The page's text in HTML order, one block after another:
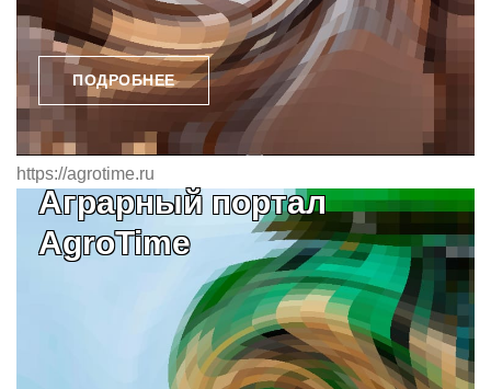
ПОДРОБНЕЕ
https://agrotime.ru
Аграрный портал
AgroTime